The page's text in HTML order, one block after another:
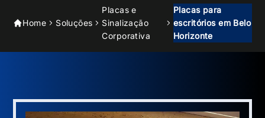
Home Soluções
Placas e
Sinalização
Corporativa
Placas para
escritórios em Belo
Horizonte